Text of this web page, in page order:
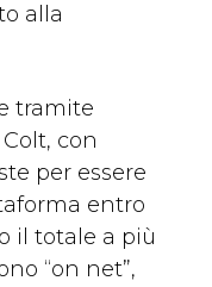
alla
tramite
con
per essere
entro
il totale a più
“on net”,